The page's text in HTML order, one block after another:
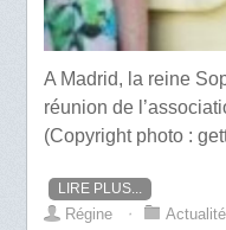
A Madrid, la reine
réunion de
(Copyright photo :
LIRE PLUS...
Régine ⋅